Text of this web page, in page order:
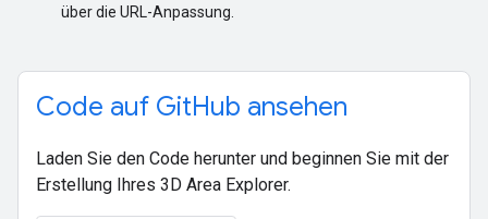
über die URL-Anpassung.
Code auf GitHub ansehen
Laden Sie den Code herunter und beginnen Sie mit der
Erstellung Ihres 3D Area Explorer.